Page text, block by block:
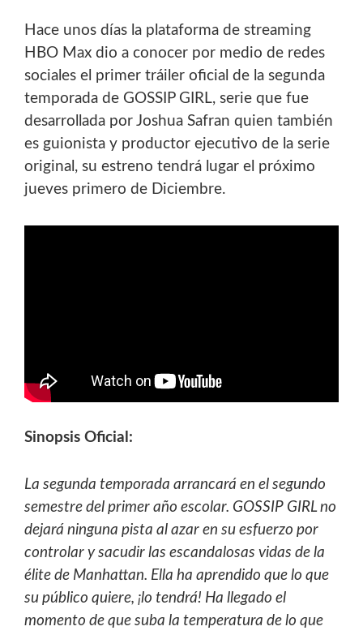
Hace unos días la plataforma de streaming
HBO Max dio a conocer por medio de redes
sociales el primer tráiler oficial de la segunda
temporada de GOSSIP GIRL, serie que fue
desarrollada por Joshua Safran quien también
es guionista y productor ejecutivo de la serie
original, su estreno tendrá lugar el próximo
jueves primero de Diciembre.
Sinopsis Oficial:
La segunda temporada arrancará en el segundo
semestre del primer año escolar. GOSSIP GIRL no
dejará ninguna pista al azar en su esfuerzo por
controlar y sacudir las escandalosas vidas de la
élite de Manhattan. Ella ha aprendido que lo que
su público quiere, ¡lo tendrá! Ha llegado el
momento de que suba la temperatura de lo que